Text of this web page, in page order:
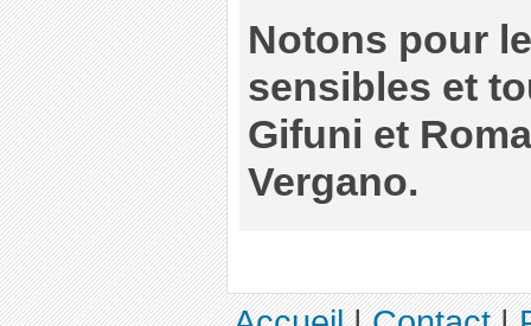
Notons pour
sensibles et
Gifuni et
Vergano.